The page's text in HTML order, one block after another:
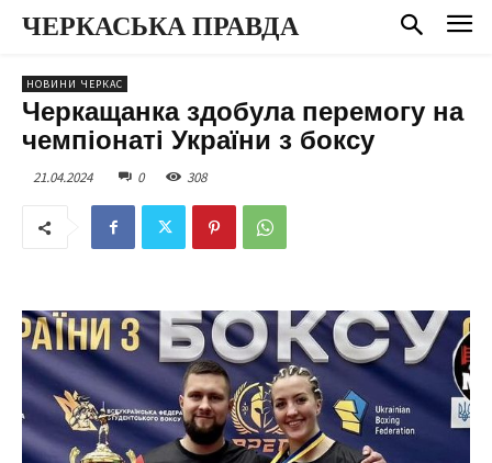
ЧЕРКАСЬКА ПРАВДА
НОВИНИ ЧЕРКАС
Черкащанка здобула перемогу на
чемпіонаті України з боксу
21.04.2024 0 308